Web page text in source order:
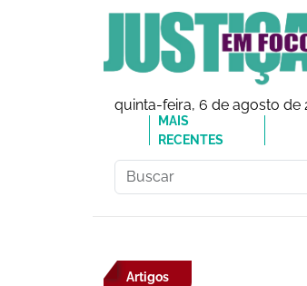
quinta-feira, 6 de agosto de
MAIS
RECENTES
Artigos